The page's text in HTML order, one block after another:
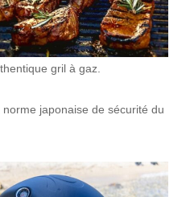
gril à gaz.
japonaise de sécurité du